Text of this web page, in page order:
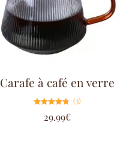
Carafe à café en verre
4.67
sur 5
(3)
29.99€